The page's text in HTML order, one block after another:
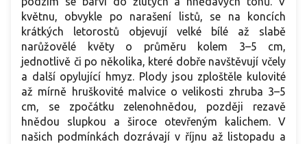
květnu, obvykle po narašení listů, se na koncích
krátkých letorostů objevují velké bílé až slabě
narůžovělé květy o průměru kolem 3–5 cm,
jednotlivě či po několika, které dobře navštěvují včely
a další opylující hmyz. Plody jsou zploštěle kulovité
až mírně hruškovité malvice o velikosti zhruba 3–5
cm, se zpočátku zelenohnědou, později rezavě
hnědou slupkou a široce otevřeným kalichem. V
našich podmínkách dozrávají v říjnu až listopadu a